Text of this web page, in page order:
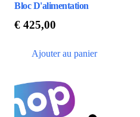
Bloc D'alimentation
€ 425,00
Ajouter au panier